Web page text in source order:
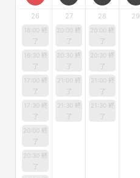
26
16:00 終
了
16:30 終
了
17:00 終
了
17:30 終
了
20:00 終
了
20:30 終
了
27
20:00 終
了
20:30 終
了
21:00 終
了
21:30 終
了
28
20:00 終
了
20:30 終
了
21:00 終
了
21:30 終
了
29